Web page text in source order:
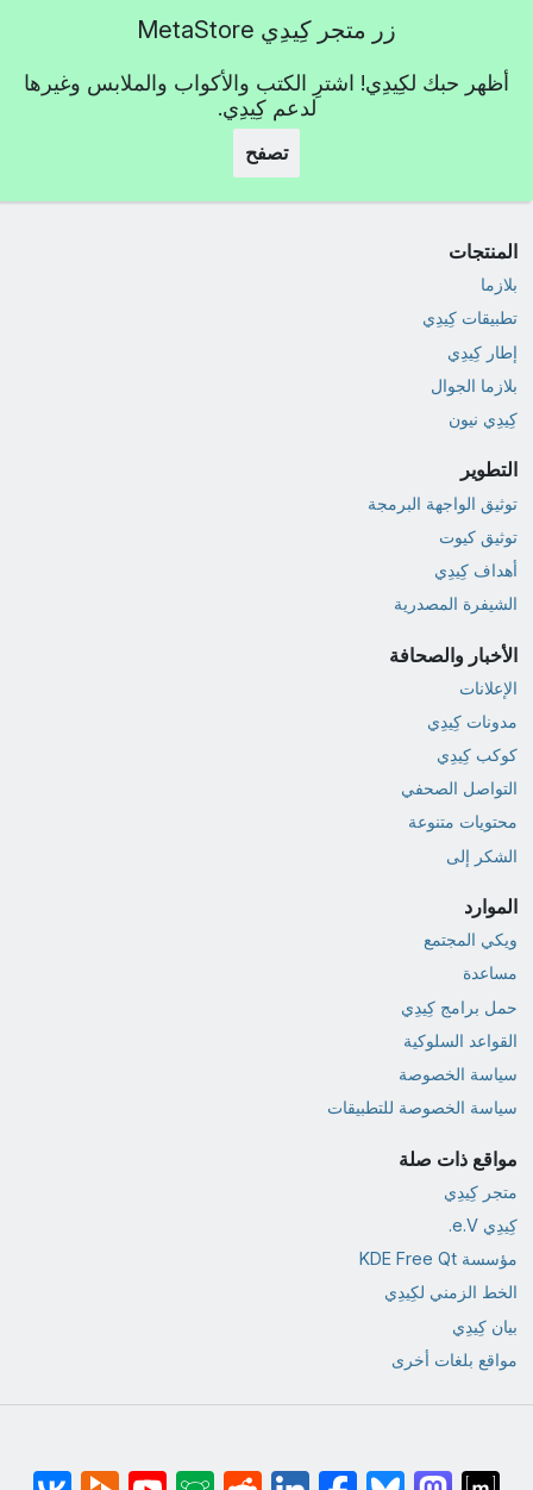
زر متجر كِيدِي MetaStore
أظهر حبك لكِيدِي! اشترِ الكتب والأكواب والملابس وغيرها
لدعم كِيدِي.
تصفح
المنتجات
بلازما
تطبيقات كِيدِي
إطار كِيدِي
بلازما الجوال
كِيدِي نيون
التطوير
توثيق الواجهة البرمجة
توثيق كيوت
أهداف كِيدِي
الشيفرة المصدرية
الأخبار والصحافة
الإعلانات
مدونات كِيدِي
كوكب كِيدِي
التواصل الصحفي
محتويات متنوعة
الشكر إلى
الموارد
ويكي المجتمع
مساعدة
حمل برامج كِيدِي
القواعد السلوكية
سياسة الخصوصة
سياسة الخصوصة للتطبيقات
مواقع ذات صلة
متجر كِيدِي
كِيدِي e.V.
مؤسسة KDE Free Qt
الخط الزمني لكِيدِي
بيان كِيدِي
مواقع بلغات أخرى